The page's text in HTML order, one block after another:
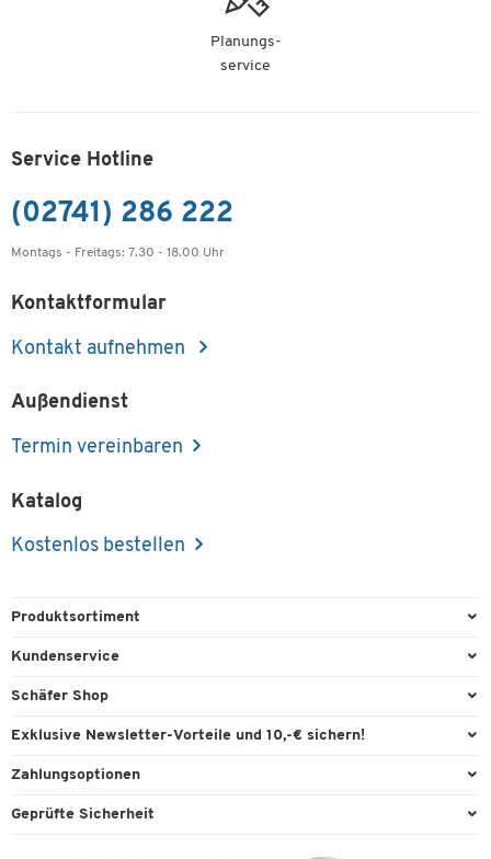
Planungs-
service
Service Hotline
(02741) 286 222
Montags - Freitags: 7.30 - 18.00 Uhr
Kontaktformular
Kontakt aufnehmen
Außendienst
Termin vereinbaren
Katalog
Kostenlos bestellen
Produktsortiment
Büroausstattung
Reinigung & Hygiene
Technik
Kundenservice
Direktbestellung
Kontaktformulare
Lieferinformationen
Schäfer Shop
Services & Leistungen
Workplace Solutions
Exklusive Newsletter-Vorteile und 10,-€ sichern!
Willkommensgutschein
Zahlungsoptionen
Paypal
Geprüfte Sicherheit